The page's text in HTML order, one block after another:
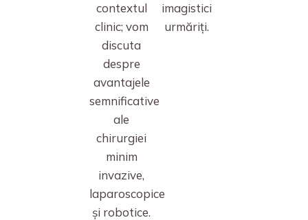
contextul
clinic; vom
discuta
despre
avantajele
semnificative
ale
chirurgiei
minim
invazive,
laparoscopice
și robotice.
imagistici
urmăriți.